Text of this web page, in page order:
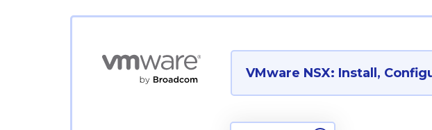
VMware NSX: Install,